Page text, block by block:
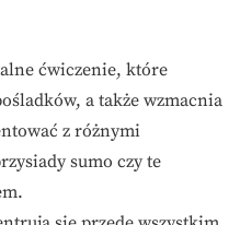
ćwiczenie, które
a także wzmacnia
z różnymi
sumo czy te